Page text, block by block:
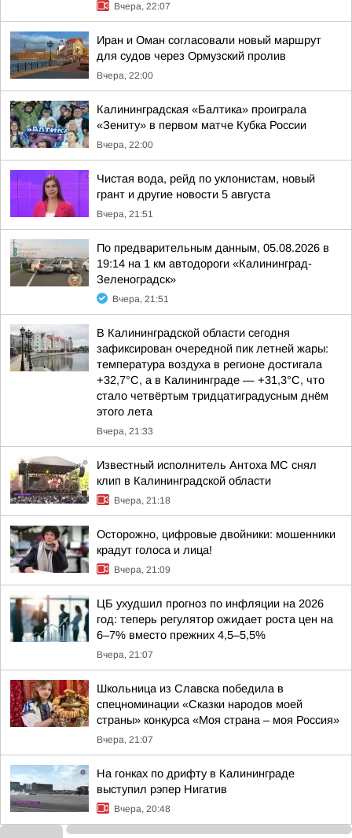
Вчера, 22:07
Иран и Оман согласовали новый маршрут
для судов через Ормузский пролив
Вчера, 22:00
Калининградская «Балтика» проиграла
«Зениту» в первом матче Кубка России
Вчера, 22:00
Чистая вода, рейд по уклонистам, новый
грант и другие новости 5 августа
Вчера, 21:51
По предварительным данным, 05.08.2026 в
19:14 на 1 км автодороги «Калининград-
Зеленоградск»
Вчера, 21:51
В Калининградской области сегодня
зафиксирован очередной пик летней жары:
температура воздуха в регионе достигала
+32,7°С, а в Калининграде — +31,3°С, что
стало четвёртым тридцатиградусным днём
этого лета
Вчера, 21:33
Известный исполнитель Антоха МС снял
клип в Калининградской области
Вчера, 21:18
Осторожно, цифровые двойники: мошенники
крадут голоса и лица!
Вчера, 21:09
ЦБ ухудшил прогноз по инфляции на 2026
год: теперь регулятор ожидает роста цен на
6–7% вместо прежних 4,5–5,5%
Вчера, 21:07
Школьница из Славска победила в
спецноминации «Сказки народов моей
страны» конкурса «Моя страна – моя Россия»
Вчера, 21:07
На гонках по дрифту в Калининграде
выступил рэпер Нигатив
Вчера, 20:48